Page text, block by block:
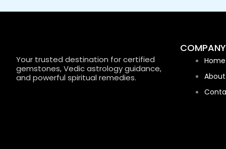
Your trusted destination for certified
gemstones, Vedic astrology guidance,
and powerful spiritual remedies.
COMPANY
Home